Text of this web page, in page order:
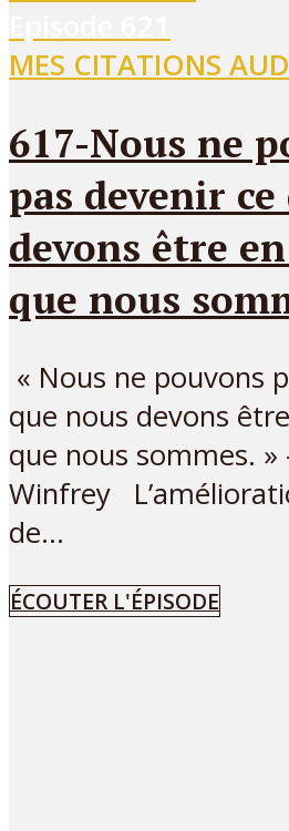
MES CITATIONS
617-Nous ne
pas devenir
devons être
que nous
« Nous ne pouvons
que nous devons
que nous sommes. »
Winfrey
de...
ÉCOUTER L'ÉPISODE